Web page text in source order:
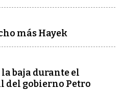
más Hayek
baja durante el
del gobierno Petro